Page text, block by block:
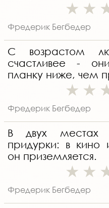
Фредерик Бегбедер
С возрастом
счастливее -
планку ниже, чем
Фредерик Бегбедер
В двух местах
придурки: в кино
он приземляется.
Фредерик Бегбедер